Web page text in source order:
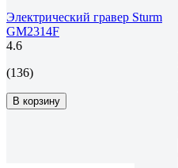
Электрический гравер Sturm
GM2314F
4.6
(136)
В корзину